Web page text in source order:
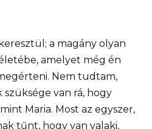
a magány olyan
amelyet még én
Nem tudtam,
van rá, hogy
Maria. Most az egyszer,
tűnt, hogy van valaki,